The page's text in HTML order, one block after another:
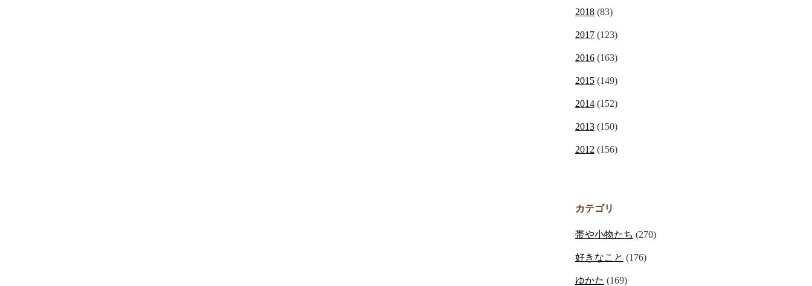
2018 (83)
2017 (123)
2016 (163)
2015 (149)
2014 (152)
2013 (150)
2012 (156)
カテゴリ
帯や小物たち (270)
好きなこと (176)
ゆかた (169)